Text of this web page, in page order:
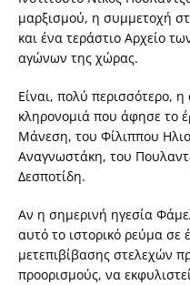
μαρξισμού, η συμμετοχή
και ένα τεράστιο Αρχείο
αγώνων της χώρας.
Είναι, πολύ περισσότερο,
κληρονομιά που άφησε το
Μάνεση, του Φίλιππου
Αναγνωστάκη, του
Δεσποτίδη.
Αν η σημερινή ηγεσία
αυτό το ιστορικό ρεύμα σε
μετεπιβίβασης στελεχών
προορισμούς, να